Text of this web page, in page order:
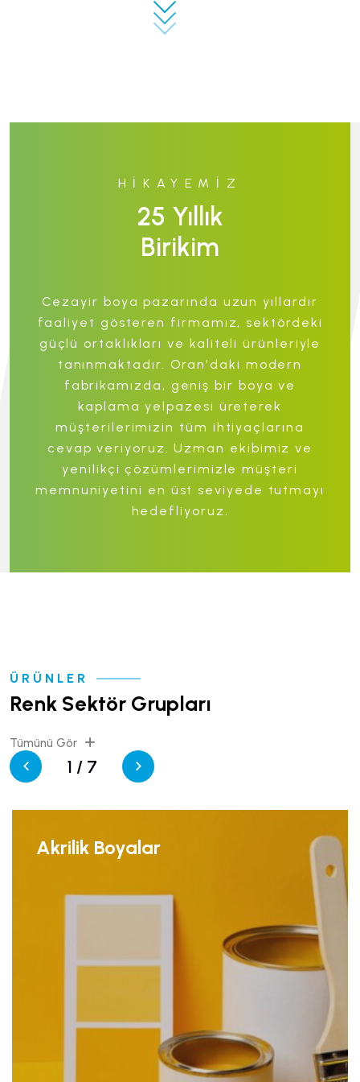
HIKAYEMIZ
25 Yıllık
Birikim
Cezayir boya pazarında uzun yıllardır
faaliyet gösteren firmamız, sektördeki
güçlü ortaklıkları ve kaliteli ürünleriyle
tanınmaktadır. Oran'daki modern
fabrikamızda, geniş bir boya ve
kaplama yelpazesi üreterek
müşterilerimizin tüm ihtiyaçlarına
cevap veriyoruz. Uzman ekibimiz ve
yenilikçi çözümlerimizle müşteri
memnuniyetini en üst seviyede tutmayı
hedefliyoruz.
ÜRÜNLER
Renk Sektör Grupları
Tümünü Gör
1 / 7
Akrilik Boyalar